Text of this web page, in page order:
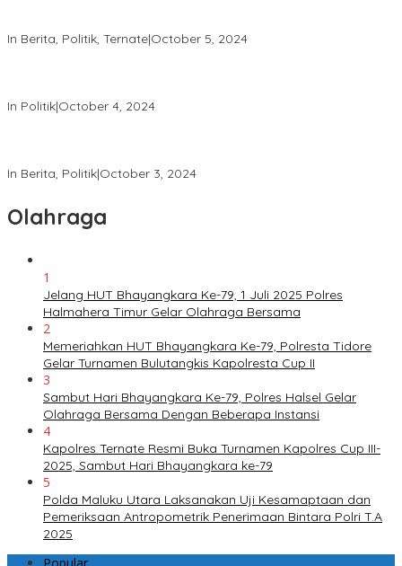
In Berita, Politik, Ternate|October 5, 2024
In Politik|October 4, 2024
In Berita, Politik|October 3, 2024
Olahraga
1
Jelang HUT Bhayangkara Ke-79, 1 Juli 2025 Polres
Halmahera Timur Gelar Olahraga Bersama
2
Memeriahkan HUT Bhayangkara Ke-79, Polresta Tidore
Gelar Turnamen Bulutangkis Kapolresta Cup II
3
Sambut Hari Bhayangkara Ke-79, Polres Halsel Gelar
Olahraga Bersama Dengan Beberapa Instansi
4
Kapolres Ternate Resmi Buka Turnamen Kapolres Cup III-
2025, Sambut Hari Bhayangkara ke-79
5
Polda Maluku Utara Laksanakan Uji Kesamaptaan dan
Pemeriksaan Antropometrik Penerimaan Bintara Polri T.A
2025